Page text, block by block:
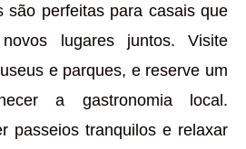
são perfeitas para casais que
lugares juntos. Visite
e parques, e reserve um
a gastronomia local.
passeios tranquilos e relaxar